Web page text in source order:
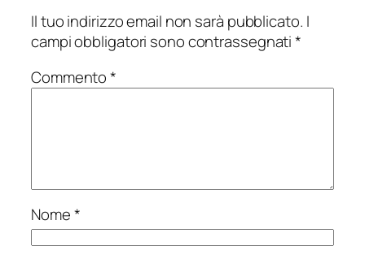
Il tuo indirizzo email non sarà pubblicato. I
campi obbligatori sono contrassegnati*
Commento*
Nome*